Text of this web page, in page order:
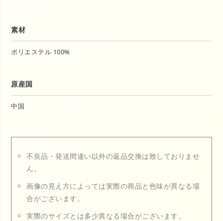
素材
ポリエステル 100%
原産国
中国
不良品・発送間違い以外の返品交換は致しておりませ
ん。
画像の見え方によっては実際の商品と色味が異なる場
合がございます。
実際のサイズとは多少異なる場合がございます。